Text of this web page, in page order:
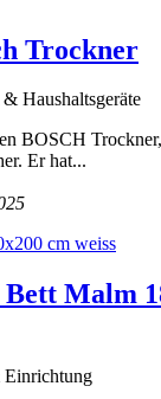
Trockner
Haushaltsgeräte
BOSCH
Er hat...
Malm